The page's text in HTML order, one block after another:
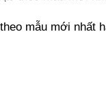
mẫu mới nhất